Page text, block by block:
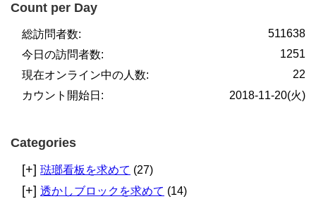
Count per Day
511638
総訪問者数:
1251
今日の訪問者数:
22
現在オンライン中の人数:
2018-11-20(火)
カウント開始日:
Categories
[+] 琺瑯看板を求めて (27)
[+] 透かしブロックを求めて (14)